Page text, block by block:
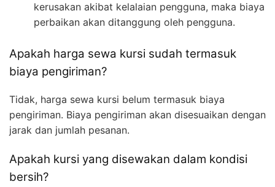
kerusakan akibat kelalaian pengguna, maka biaya
perbaikan akan ditanggung oleh pengguna.
Apakah harga sewa kursi sudah termasuk
biaya pengiriman?
Tidak, harga sewa kursi belum termasuk biaya
pengiriman. Biaya pengiriman akan disesuaikan dengan
jarak dan jumlah pesanan.
Apakah kursi yang disewakan dalam kondisi
bersih?